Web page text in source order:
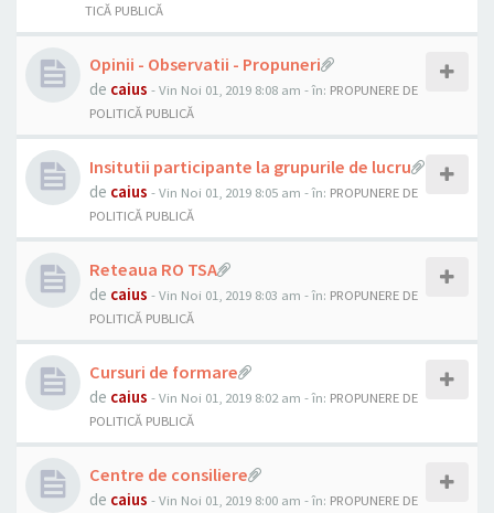
TICĂ PUBLICĂ
Opinii - Observatii - Propuneri
de caius - Vin Noi 01, 2019 8:08 am - în: PROPUNERE DE
POLITICĂ PUBLICĂ
Insitutii participante la grupurile de lucru
de caius - Vin Noi 01, 2019 8:05 am - în: PROPUNERE DE
POLITICĂ PUBLICĂ
Reteaua RO TSA
de caius - Vin Noi 01, 2019 8:03 am - în: PROPUNERE DE
POLITICĂ PUBLICĂ
Cursuri de formare
de caius - Vin Noi 01, 2019 8:02 am - în: PROPUNERE DE
POLITICĂ PUBLICĂ
Centre de consiliere
de caius - Vin Noi 01, 2019 8:00 am - în: PROPUNERE DE